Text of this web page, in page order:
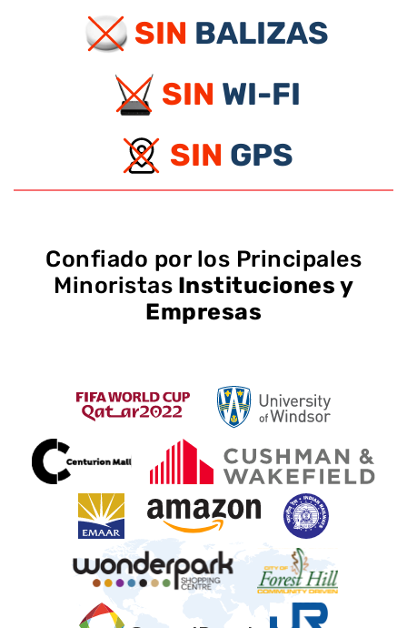
SIN BALIZAS
SIN WI-FI
SIN GPS
Confiado por los Principales
Minoristas Instituciones y
Empresas